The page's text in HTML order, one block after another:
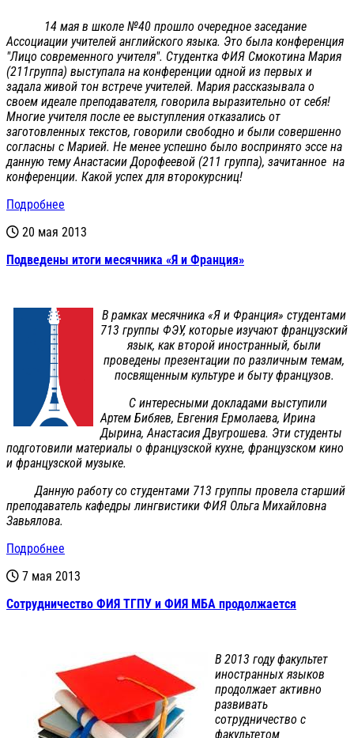
14 мая в школе №40 прошло очередное заседание
Ассоциации учителей английского языка. Это была конференция
"Лицо современного учителя". Студентка ФИЯ Смокотина Мария
(211группа) выступала на конференции одной из первых и
задала живой тон встрече учителей. Мария рассказывала о
своем идеале преподавателя, говорила выразительно от себя!
Многие учителя после ее выступления отказались от
заготовленных текстов, говорили свободно и были совершенно
согласны с Марией. Не менее успешно было воспринято эссе на
данную тему Анастасии Дорофеевой (211 группа), зачитанное на
конференции. Какой успех для второкурсниц!
Подробнее
20 мая 2013
Подведены итоги месячника «Я и Франция»
В рамках месячника «Я и Франция» студентами
713 группы ФЭУ, которые изучают французский
язык, как второй иностранный, были
проведены презентации по различным темам,
посвященным культуре и быту французов.
С интересными докладами выступили
Артем Бибяев, Евгения Ермолаева, Ирина
Дырина, Анастасия Двугрошева. Эти студенты
подготовили материалы о французской кухне, французском кино
и французской музыке.
Данную работу со студентами 713 группы провела старший
преподаватель кафедры лингвистики ФИЯ Ольга Михайловна
Завьялова.
Подробнее
7 мая 2013
Сотрудничество ФИЯ ТГПУ и ФИЯ МБА продолжается
В 2013 году факультет
иностранных языков
продолжает активно
развивать
сотрудничество с
факультетом